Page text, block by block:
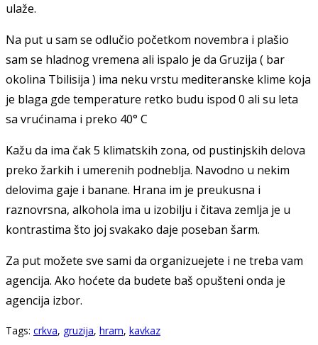
ulaže.
Na put u sam se odlučio početkom novembra i plašio
sam se hladnog vremena ali ispalo je da Gruzija ( bar
okolina Tbilisija ) ima neku vrstu mediteranske klime koja
je blaga gde temperature retko budu ispod 0 ali su leta
sa vrućinama i preko 40° C
Kažu da ima čak 5 klimatskih zona, od pustinjskih delova
preko žarkih i umerenih podneblja. Navodno u nekim
delovima gaje i banane. Hrana im je preukusna i
raznovrsna, alkohola ima u izobilju i čitava zemlja je u
kontrastima što joj svakako daje poseban šarm.
Za put možete sve sami da organizuejete i ne treba vam
agencija. Ako hoćete da budete baš opušteni onda je
agencija izbor.
Tags: crkva, gruzija, hram, kavkaz